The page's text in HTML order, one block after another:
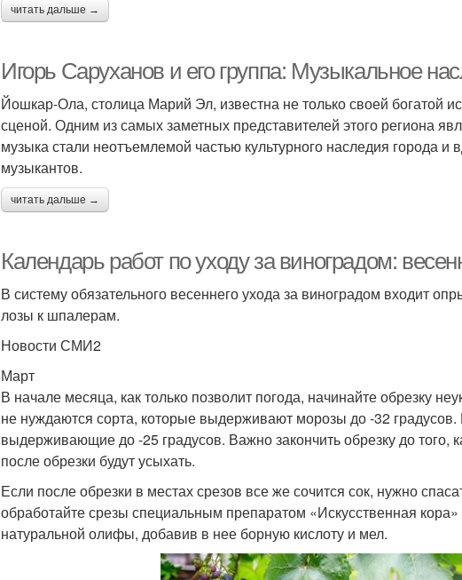
читать дальше →
Игорь Саруханов и его группа: Музыкальное
Йошкар-Ола, столица Марий Эл, известна не только своей богатой
сценой. Одним из самых заметных представителей этого региона
музыка стали неотъемлемой частью культурного наследия города
музыкантов.
читать дальше →
Календарь работ по уходу за виноградом:
В систему обязательного весеннего ухода за виноградом входит
лозы к шпалерам.
Новости СМИ2
Март
В начале месяца, как только позволит погода, начинайте обрезку
не нуждаются сорта, которые выдерживают морозы до -32 градусов.
выдерживающие до -25 градусов. Важно закончить обрезку до того,
после обрезки будут усыхать.
Если после обрезки в местах срезов все же сочится сок, нужно
обработайте срезы специальным препаратом «Искусственная
натуральной олифы, добавив в нее борную кислоту и мел.